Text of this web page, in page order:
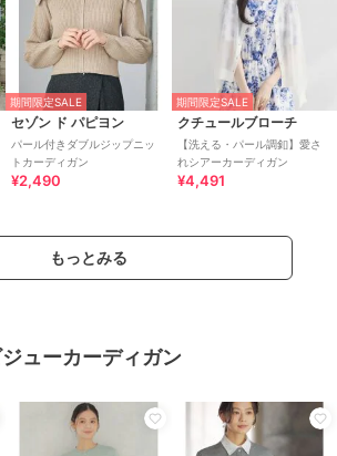
期間限定SALE
セゾン ド パピヨン
パール付きダブルジップニッ
トカーディガン
¥2,490
期間限定SALE
クチュールブローチ
【洗える・パール調釦】愛さ
れシアーカーディガン
¥4,491
もっとみる
ジューカーディガン